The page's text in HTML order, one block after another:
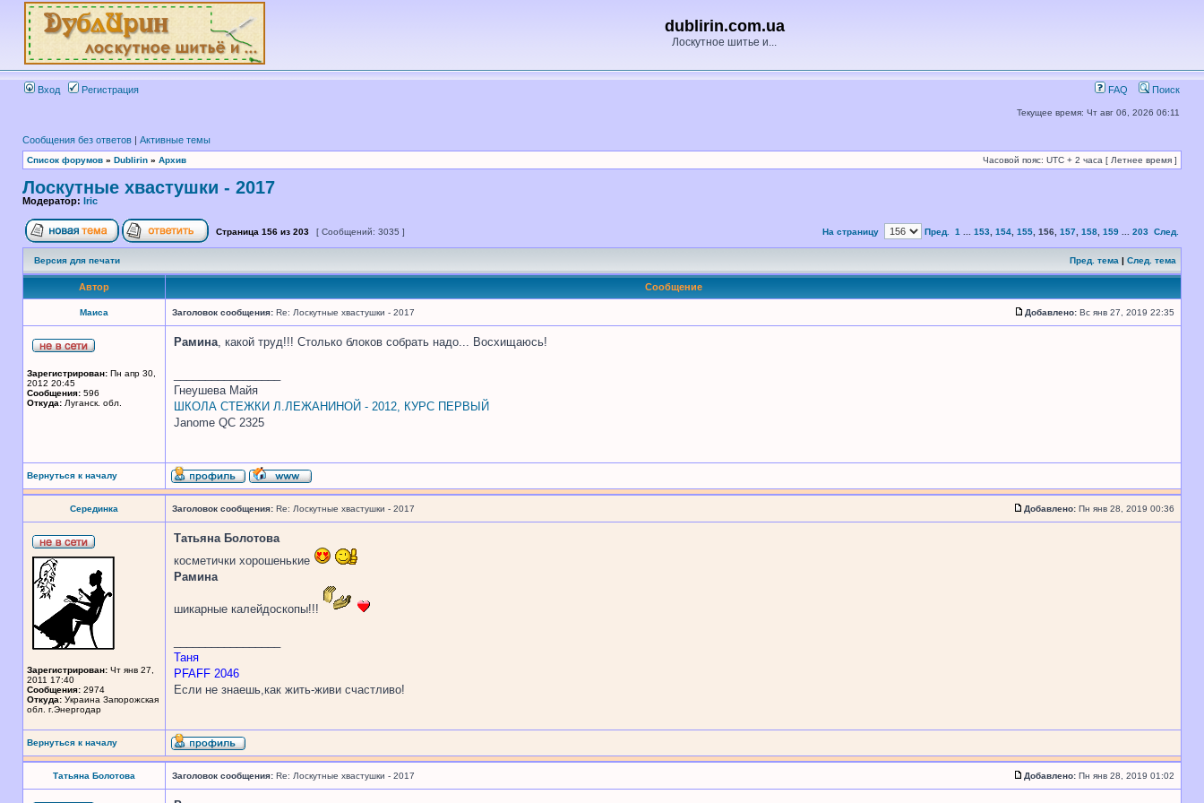
dublirin.com.ua
Лоскутное шитье и...
Вход Регистрация FAQ Поиск
Текущее время: Чт авг 06, 2026 06:11
Сообщения без ответов | Активные темы
Список форумов » Dublirin » Архив Часовой пояс: UTC + 2 часа [ Летнее время ]
Лоскутные хвастушки - 2017
Модератор: Iric
Страница 156 из 203 [ Сообщений: 3035 ] На страницу Пред. 1 153 154 155 156 157 158 159 203 След.
Версия для печати Пред. тема | След. тема
Автор Сообщение
Маиса Заголовок сообщения: Re: Лоскутные хвастушки - 2017 Добавлено: Вс янв 27, 2019 22:35
Зарегистрирован: Пн апр 30,
2012 20:45
Сообщения: 596
Откуда: Луганск. обл.
Рамина, какой труд!!! Столько блоков собрать надо... Восхищаюсь!
Гнеушева Майя
ШКОЛА СТЕЖКИ Л.ЛЕЖАНИНОЙ - 2012, КУРС ПЕРВЫЙ
Janome QC 2325
Вернуться к началу
Серединка Заголовок сообщения: Re: Лоскутные хвастушки - 2017 Добавлено: Пн янв 28, 2019 00:36
Зарегистрирован: Чт янв 27,
2011 17:40
Сообщения: 2974
Откуда: Украина Запорожская
обл. г.Энергодар
Татьяна Болотова
косметички хорошенькие
Рамина
шикарные калейдоскопы!!!
Таня
PFAFF 2046
Если не знаешь,как жить-живи счастливо!
Вернуться к началу
Татьяна Болотова Заголовок сообщения: Re: Лоскутные хвастушки - 2017 Добавлено: Пн янв 28, 2019 01:02